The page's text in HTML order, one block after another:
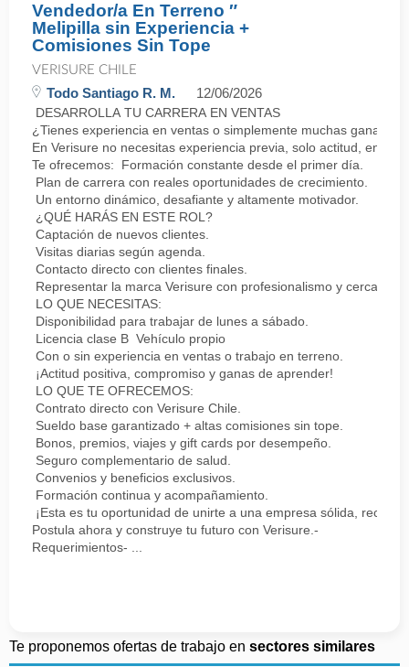
Vendedor/a En Terreno ″
Melipilla sin Experiencia +
Comisiones Sin Tope
VERISURE CHILE
Todo Santiago R. M. 12/06/2026
DESARROLLA TU CARRERA EN VENTAS
¿Tienes experiencia en ventas o simplemente muchas ganas
En Verisure no necesitas experiencia previa, solo actitud,
Te ofrecemos: Formación constante desde el primer día.
Plan de carrera con reales oportunidades de crecimiento.
Un entorno dinámico, desafiante y altamente motivador.
¿QUÉ HARÁS EN ESTE ROL?
Captación de nuevos clientes.
Visitas diarias según agenda.
Contacto directo con clientes finales.
Representar la marca Verisure con profesionalismo y cercanía.
LO QUE NECESITAS:
Disponibilidad para trabajar de lunes a sábado.
Licencia clase B Vehículo propio
Con o sin experiencia en ventas o trabajo en terreno.
¡Actitud positiva, compromiso y ganas de aprender!
LO QUE TE OFRECEMOS:
Contrato directo con Verisure Chile.
Sueldo base garantizado + altas comisiones sin tope.
Bonos, premios, viajes y gift cards por desempeño.
Seguro complementario de salud.
Convenios y beneficios exclusivos.
Formación continua y acompañamiento.
¡Esta es tu oportunidad de unirte a una empresa sólida,
Postula ahora y construye tu futuro con Verisure.-
Requerimientos- ...
Te proponemos ofertas de trabajo en sectores similares